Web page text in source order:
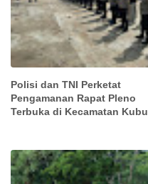
Polisi dan TNI Perketat
Pengamanan Rapat Pleno
Terbuka di Kecamatan Kubu